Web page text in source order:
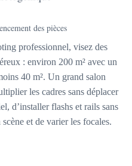
des pièces
professionnel, visez des
: environ 200 m² avec un
40 m². Un grand salon
les cadres sans déplacer
d’installer flashs et rails sans
et de varier les focales.